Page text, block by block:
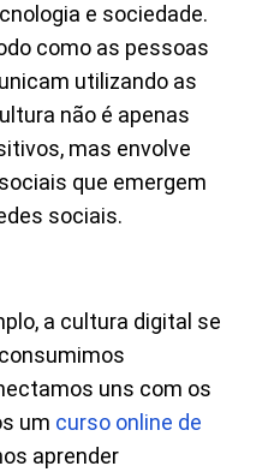
e sociedade.
como as pessoas
utilizando as
não é apenas
mas envolve
que emergem
sociais.
a cultura digital se
uns com os
um curso online de
aprender